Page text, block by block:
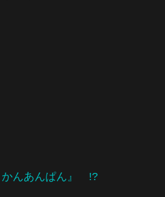
かんあんぱん』 !?